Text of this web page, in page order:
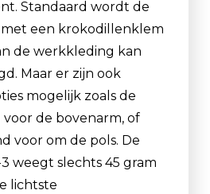
Standaard wordt de
een krokodillenklem
de werkkleding kan
Maar er zijn ook
mogelijk zoals de
de bovenarm, of
voor om de pols. De
3 weegt slechts 45 gram
lichtste